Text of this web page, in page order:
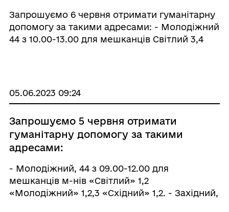
Запрошуємо 6 червня отримати гуманітарну
допомогу за такими адресами: - Молодіжний
44 з 10.00-13.00 для мешканців Світлий 3,4
колу - Мухамадєєва, 3 з 10.00-14.00 - квартал
останній раз до 9 травня (по 4 разу) -
Юридична, 15 з 09.00-14.00
05.06.2023 09:24
Запрошуємо 5 червня отримати
гуманітарну допомогу за такими
адресами:
- Молодіжний, 44 з 09.00-12.00 для
мешканців м-нів «Світлий» 1,2
«Молодіжний» 1,2,3 «Східний» 1,2. - Західний,